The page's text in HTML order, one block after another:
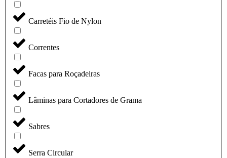
Carretéis Fio de Nylon
Correntes
Facas para Roçadeiras
Lâminas para Cortadores de Grama
Sabres
Serra Circular